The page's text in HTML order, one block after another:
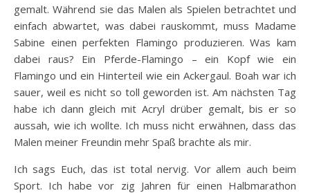
gemalt. Während sie das Malen als Spielen betrachtet und
einfach abwartet, was dabei rauskommt, muss Madame
Sabine einen perfekten Flamingo produzieren. Was kam
dabei raus? Ein Pferde-Flamingo – ein Kopf wie ein
Flamingo und ein Hinterteil wie ein Ackergaul. Boah war ich
sauer, weil es nicht so toll geworden ist. Am nächsten Tag
habe ich dann gleich mit Acryl drüber gemalt, bis er so
aussah, wie ich wollte. Ich muss nicht erwähnen, dass das
Malen meiner Freundin mehr Spaß brachte als mir.
Ich sags Euch, das ist total nervig. Vor allem auch beim
Sport. Ich habe vor zig Jahren für einen Halbmarathon